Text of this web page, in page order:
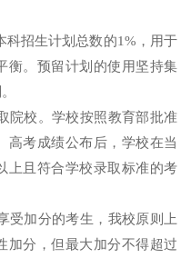
科招生计划总数的1%，用于
衡。预留计划的使用坚持集
院校。学校按照教育部批准
高考成绩公布后，学校在当
上且符合学校录取标准的考
受加分的考生，我校原则上
加分，但最大加分不得超过